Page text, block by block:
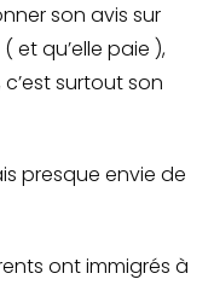
son avis sur
et qu’elle paie ),
surtout son
presque envie de
ont immigrés à